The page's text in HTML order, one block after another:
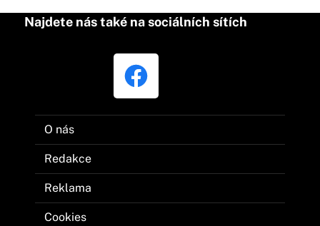
Najdete nás také na sociálních sítích
O nás
Redakce
Reklama
Cookies